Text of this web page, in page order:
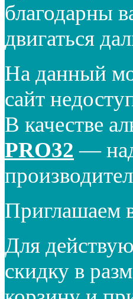
благодарны
двигаться
На данный
сайт
В качестве
PRO32 —
Приглашаем
Для
скидку в